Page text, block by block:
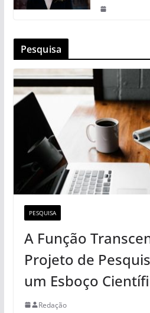
Pesquisa
PESQUISA
A Função
Projeto de
um Esboço
Redação